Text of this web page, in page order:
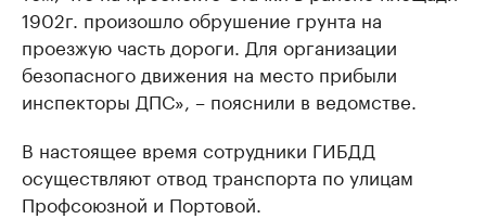
1902г. произошло обрушение грунта на
проезжую часть дороги. Для организации
безопасного движения на место прибыли
инспекторы ДПС», – пояснили в ведомстве.
В настоящее время сотрудники ГИБДД
осуществляют отвод транспорта по улицам
Профсоюзной и Портовой.